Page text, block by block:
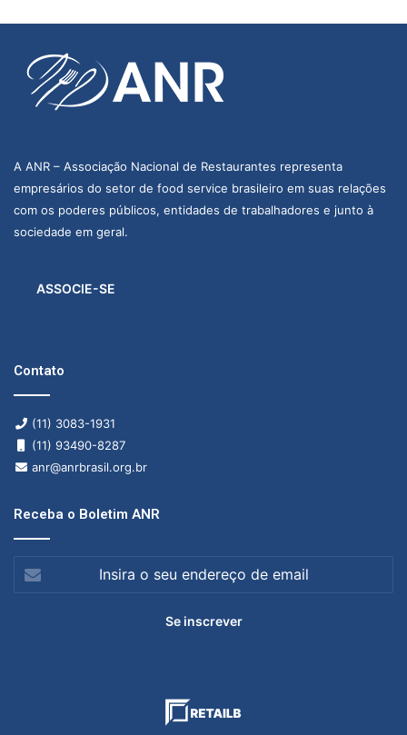
A ANR – Associação Nacional de Restaurantes representa
empresários do setor de food service brasileiro em suas relações
com os poderes públicos, entidades de trabalhadores e junto à
sociedade em geral.
ASSOCIE-SE
Contato
(11) 3083-1931
(11) 93490-8287
anr@anrbrasil.org.br
Receba o Boletim ANR